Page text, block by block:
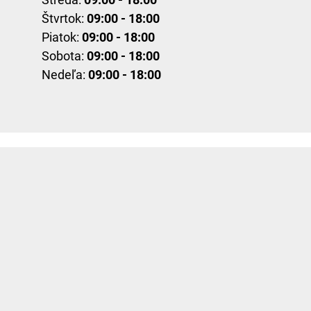
Štvrtok: 09:00 - 18:00
Piatok: 09:00 - 18:00
Sobota: 09:00 - 18:00
Nedeľa: 09:00 - 18:00